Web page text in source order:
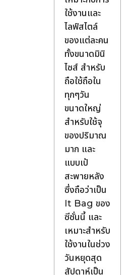
ใช้งานและ
ไลฟ์สไตล์
ของแต่ละคน
ทั้งขนาดมินิ
ไซส์ สำหรับ
ถือใช้ถือใน
ทุกๆวัน
ขนาดใหญ่
สำหรับใช้จุ
ของปริมาณ
มาก และ
แบบเป้
สะพายหลัง
ซึ่งถือว่าเป็น
It Bag ของ
ซีซั่นนี้ และ
เหมาะสำหรับ
ใช้งานในช่วง
วันหยุดสุด
สัปดาห์เป็น